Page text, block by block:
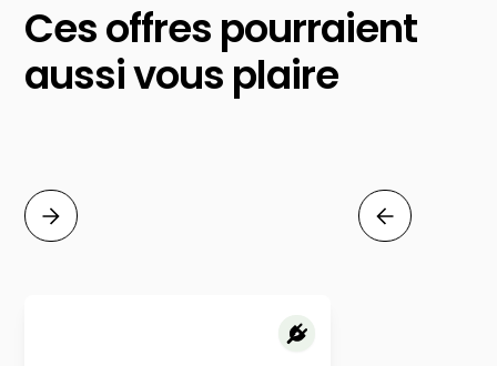
Ces offres pourraient
aussi vous plaire